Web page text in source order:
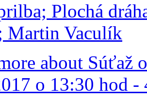
Plochá
Martin Vaculík
about Súťaž
o 13:30 hod